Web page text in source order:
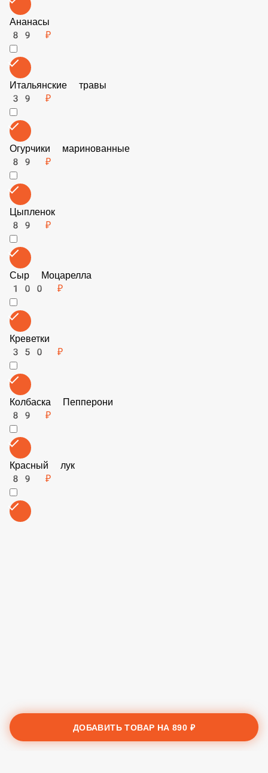
Бекон 50гр
89 ₽
100 ₽
Ананасы
89 ₽
Итальянские травы
39 ₽
Огурчики маринованные
89 ₽
Цыпленок
100 ₽
ДОБАВИТЬ ТОВАР НА890 ₽